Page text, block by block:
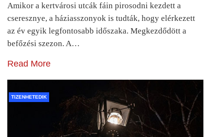
Amikor a kertvárosi utcák fáin pirosodni kezdett a
cseresznye, a háziasszonyok is tudták, hogy elérkezett
az év egyik legfontosabb időszaka. Megkezdődött a
befőzési szezon. A…
Read More
TIZENHETEDIK